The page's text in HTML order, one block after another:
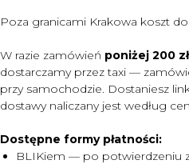
Poza granicami Krakowa koszt
W razie zamówień poniżej 200
dostarczamy przez taxi —
przy samochodzie. Dostaniesz
dostawy naliczany jest według
Dostępne formy płatności:
BLIKiem — po potwierdzeniu
MENU